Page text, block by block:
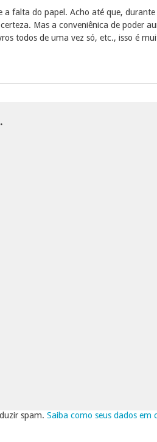
a falta do papel. Acho até que,
Mas a conveniênica de poder
todos de uma vez só, etc., isso é
spam. Saiba como seus dados em